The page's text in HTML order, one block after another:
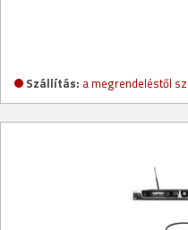
Szállítás: a megrendeléstől